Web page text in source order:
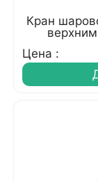
Кран
Цена :